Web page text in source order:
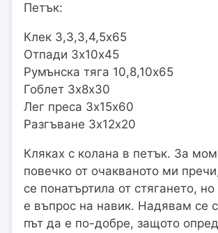
Петък:
Клек 3,3,3,4,5х65
Отпади 3х10х45
Румънска тяга 10,8,10х65
Гоблет 3х8х30
Лег преса 3х15х60
Разгъване 3х12х20
Кляках с колана в петък. За
повечко от очакваното ми
се понатъртила от стягането,
е въпрос на навик. Надявам се
път да е по-добре, защото